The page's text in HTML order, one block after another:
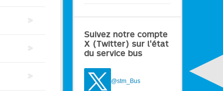
Suivez notre compte
X (Twitter) sur l'état
du service bus
@stm_Bus